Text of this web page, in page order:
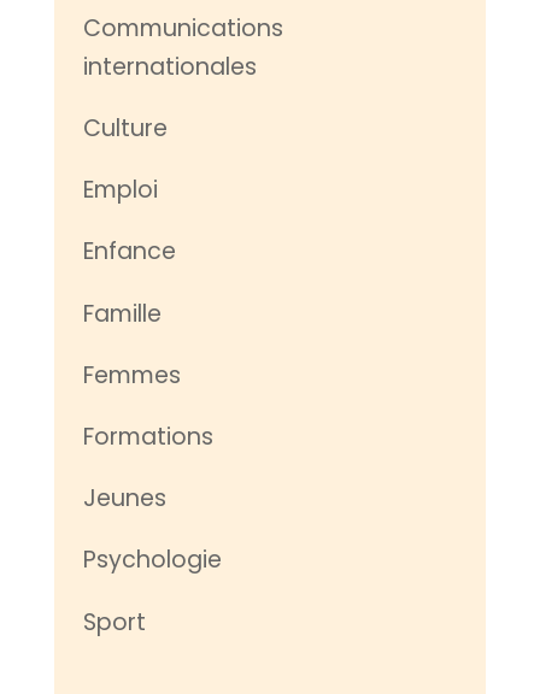
Communications
internationales
Culture
Emploi
Enfance
Famille
Femmes
Formations
Jeunes
Psychologie
Sport